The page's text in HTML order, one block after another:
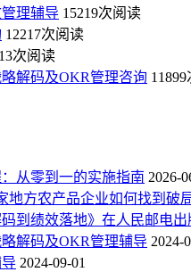
管理辅导 15219次阅读
12217次阅读
次阅读
解码及OKR管理咨询
从零到一的实施指南 2026-
方农产品企业如何找到破局
到绩效落地》在人民邮电
解码及OKR管理辅导 2024-
2024-09-01